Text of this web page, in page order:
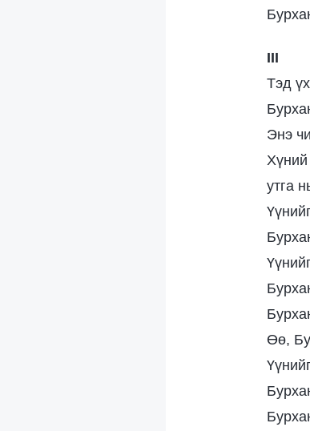
III
Тэд
Энэ
Хүний
утга
Өө,